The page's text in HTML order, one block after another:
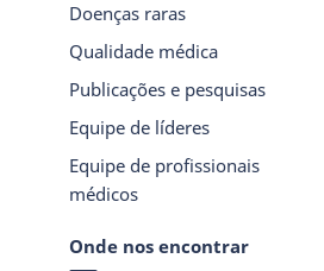
Doenças raras
Qualidade médica
Publicações e pesquisas
Equipe de líderes
Equipe de profissionais
médicos
Onde nos encontrar